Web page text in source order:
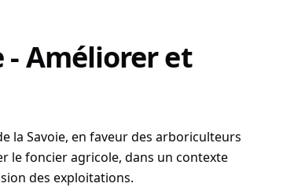
Améliorer et
la Savoie, en faveur des arboriculteurs
le foncier agricole, dans un contexte
des exploitations.